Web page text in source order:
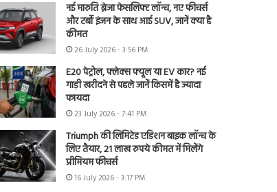
नई मारुति ब्रेजा फेसलिफ्ट लॉन्च, नए फीचर्स
और टर्बो इंजन के साथ आई SUV, जानें क्या है
कीमत
26 July 2026 - 3:56 PM
E20 पेट्रोल, फ्लेक्स फ्यूल या EV कार? नई
गाड़ी खरीदने से पहले जानें किसमें है ज्यादा
फायदा
23 July 2026 - 7:41 PM
Triumph की लिमिटेड एडिशन बाइक लॉन्च के
लिए तैयार, 21 लाख रुपये कीमत में मिलेंगे
प्रीमियम फीचर्स
16 July 2026 - 3:17 PM